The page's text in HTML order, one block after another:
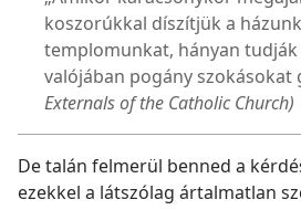
koszorúkkal díszítjük a
templomunkat, hányan
valójában pogány szokásokat
Externals of the Catholic Church)
De talán felmerül benned a
ezekkel a látszólag ártalmatlan